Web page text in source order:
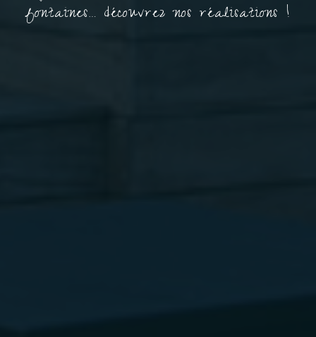
fontaines… découvrez nos réalisations !